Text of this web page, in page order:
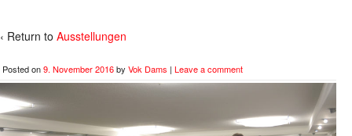
‹ Return to Ausstellungen
Posted on9. November 2016by Vok Dams | Leave a comment